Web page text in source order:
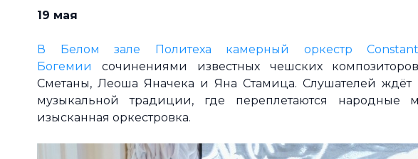
19 мая
В Белом зале Политеха камерный оркестр
Богемии
сочинениями известных чешских
Сметаны, Леоша Яначека и Яна Стамица. Слушателей
музыкальной традиции, где переплетаются народные
изысканная оркестровка.